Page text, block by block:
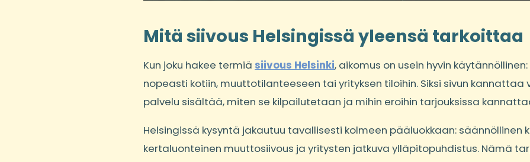
Mitä siivous Helsingissä yleensä tarkoittaa
Kun joku hakee termiä siivous Helsinki, aikomus on usein hyvin
nopeasti kotiin, muuttotilanteeseen tai yrityksen tiloihin. Siksi sivun
palvelu sisältää, miten se kilpailutetaan ja mihin eroihin tarjouksissa
Helsingissä kysyntä jakautuu tavallisesti kolmeen pääluokkaan: säännöllinen
kertaluonteinen muuttosiivous ja yritysten jatkuva ylläpitopuhdistus. Nämä